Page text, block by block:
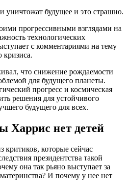
уничтожат будущее и это страшно.
прогрессивными взглядами на
технологических
с комментариями на тему
кризиса.
что снижение рождаемости
для будущего планеты.
прогресс и космическая
решения для устойчивого
будущего для всех.
Харрис нет детей
которые сейчас
президентства такой
она так рьяно выступает за
И почему у нее нет